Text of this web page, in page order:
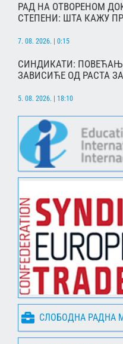
РАД НА ОТВОРЕНОМ
СТЕПЕНИ: ШТА КАЖУ
7. 08. 2026. | 0:15
СИНДИКАТИ:
ЗАВИСИЋЕ ОД РАСТА
5. 08. 2026. | 18:10
СЛОБОДНА РАДНА